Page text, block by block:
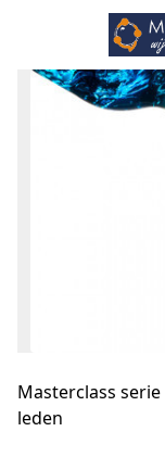
Masterclass
leden